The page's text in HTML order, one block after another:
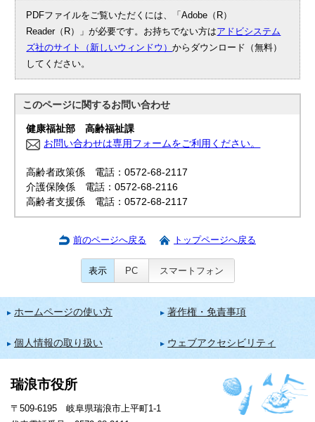
PDFファイルをご覧いただくには、「Adobe（R）
Reader（R）」が必要です。お持ちでない方はアドビシステム
ズ社のサイト（新しいウィンドウ）からダウンロード（無料）
してください。
このページに関するお問い合わせ
健康福祉部 高齢福祉課
お問い合わせは専用フォームをご利用ください。
高齢者政策係 電話：0572-68-2117
介護保険係 電話：0572-68-2116
高齢者支援係 電話：0572-68-2117
前のページへ戻る トップページへ戻る
表示 PC スマートフォン
ホームページの使い方 著作権・免責事項
個人情報の取り扱い ウェブアクセシビリティ
瑞浪市役所
〒509-6195 岐阜県瑞浪市上平町1-1